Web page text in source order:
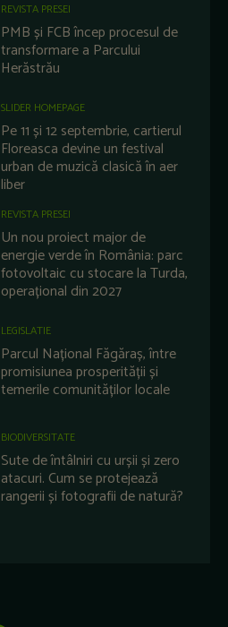
REVISTA PRESEI
PMB și FCB încep procesul de
transformare a Parcului
Herăstrău
SLIDER HOMEPAGE
Pe 11 și 12 septembrie, cartierul
Floreasca devine un festival
urban de muzică clasică în aer
liber
REVISTA PRESEI
Un nou proiect major de
energie verde în România: parc
fotovoltaic cu stocare la Turda,
operațional din 2027
LEGISLATIE
Parcul Național Făgăraș, între
promisiunea prosperității și
temerile comunităților locale
BIODIVERSITATE
Sute de întâlniri cu urșii și zero
atacuri. Cum se protejează
rangerii și fotografii de natură?